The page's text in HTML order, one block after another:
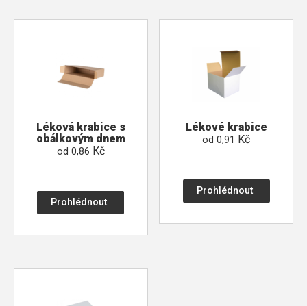
Léková krabice s
obálkovým dnem
od 0,86 Kč
Prohlédnout
Lékové krabice
od0,91 Kč
Prohlédnout